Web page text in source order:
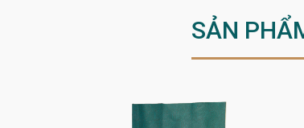
SẢN